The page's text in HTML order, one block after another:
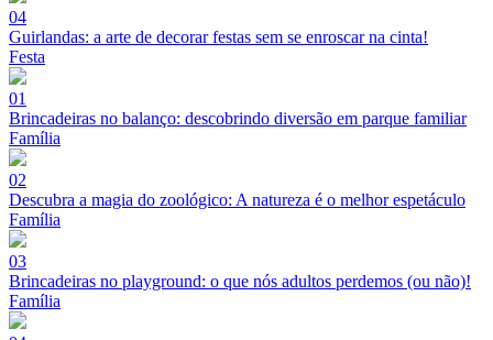
04
Guirlandas: a arte de decorar festas sem se enroscar na cinta!
Festa
01
Brincadeiras no balanço: descobrindo diversão em parque familiar
Família
02
Descubra a magia do zoológico: A natureza é o melhor espetáculo
Família
03
Brincadeiras no playground: o que nós adultos perdemos (ou não)!
Família